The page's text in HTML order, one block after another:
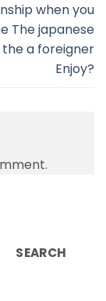
when you
The japanese
the a foreigner
Enjoy?
SEARCH